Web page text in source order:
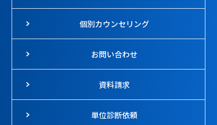
個別カウンセリング
お問い合わせ
資料請求
単位診断依頼